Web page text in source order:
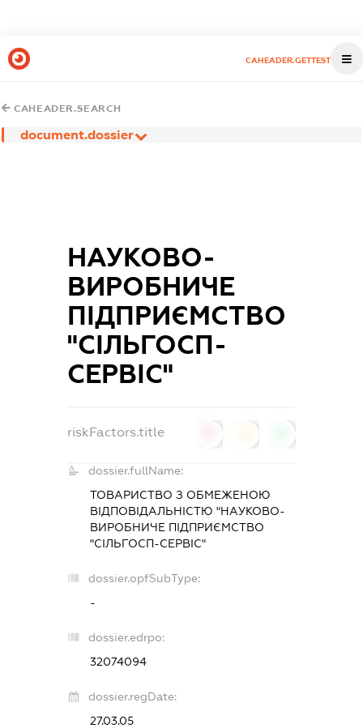
CAHEADER.GETTEST
CAHEADER.SEARCH
document.dossier
НАУКОВО-
ВИРОБНИЧЕ
ПІДПРИЄМСТВО
"СІЛЬГОСП-
СЕРВІС"
riskFactors.title
dossier.fullName:
ТОВАРИСТВО З ОБМЕЖЕНОЮ
ВІДПОВІДАЛЬНІСТЮ "НАУКОВО-
ВИРОБНИЧЕ ПІДПРИЄМСТВО
"СІЛЬГОСП-СЕРВІС"
dossier.opfSubType:
-
dossier.edrpo:
32074094
dossier.regDate:
27.03.05